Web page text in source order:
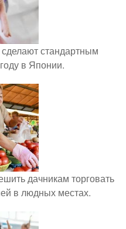
стандартным
в Японии.
дачникам торговать
в людных местах.